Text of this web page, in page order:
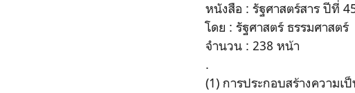
หนังสือ : รัฐศาสตร์สาร ปีที่
โดย : รัฐศาสตร์ ธรรมศาสตร์
จำนวน : 238 หน้า
.
(1) การประกอบสร้างความ